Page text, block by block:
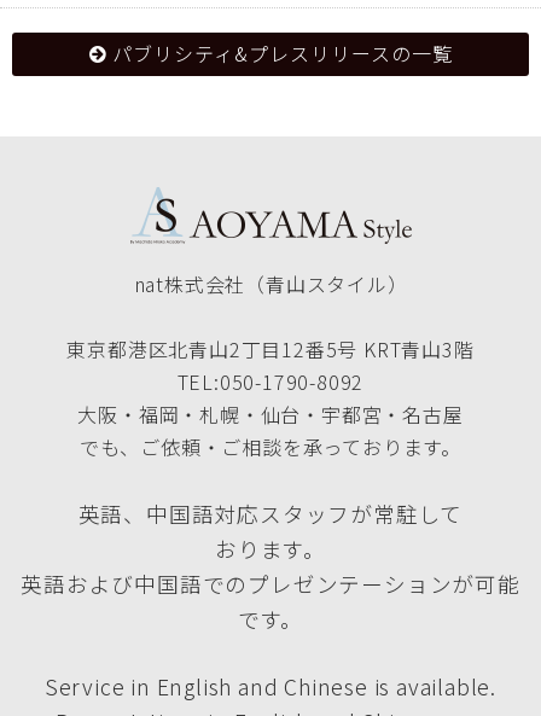
パブリシティ&プレスリリースの一覧
nat株式会社（青山スタイル）
東京都港区北青山2丁目12番5号 KRT青山3階
TEL:050-1790-8092
大阪・福岡・札幌・仙台・宇都宮・名古屋
でも、ご依頼・ご相談を承っております。
英語、中国語対応スタッフが常駐して
おります。
英語および中国語でのプレゼンテーションが可能
です。
Service in English and Chinese is available.